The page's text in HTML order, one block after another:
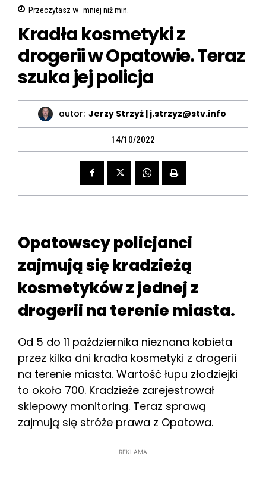
Przeczytasz w mniej niżmin.
Kradła kosmetyki z
drogerii w Opatowie. Teraz
szuka jej policja
autor: Jerzy Strzyż | j.strzyz@stv.info
14/10/2022
Opatowscy policjanci
zajmują się kradzieżą
kosmetyków z jednej z
drogerii na terenie miasta.
Od 5 do 11 października nieznana kobieta
przez kilka dni kradła kosmetyki z drogerii
na terenie miasta. Wartość łupu złodziejki
to około 700. Kradzieże zarejestrował
sklepowy monitoring. Teraz sprawą
zajmują się stróże prawa z Opatowa.
REKLAMA